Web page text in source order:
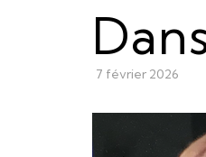
7 février 2026